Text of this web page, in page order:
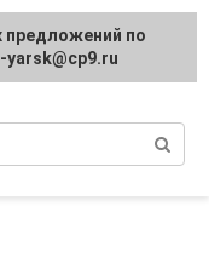
и
по
yarsk@cp9.ru